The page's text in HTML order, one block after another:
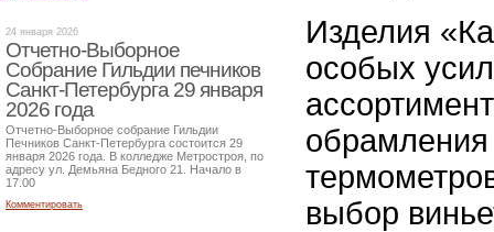
Изделия
особых
обрамления
выбор
24 января 2026
Отчетно-Выборное
Собрание Гильдии печников
Санкт-Петербурга 29 января
2026 года
Отчетно-Выборное собрание Гильдии
Печников Санкт-Петербурга состоится 29
января 2026 года. В колледже Метростроя, по
адресу ул. Демьяна Бедного 21. Начало в
17.00
Комментировать